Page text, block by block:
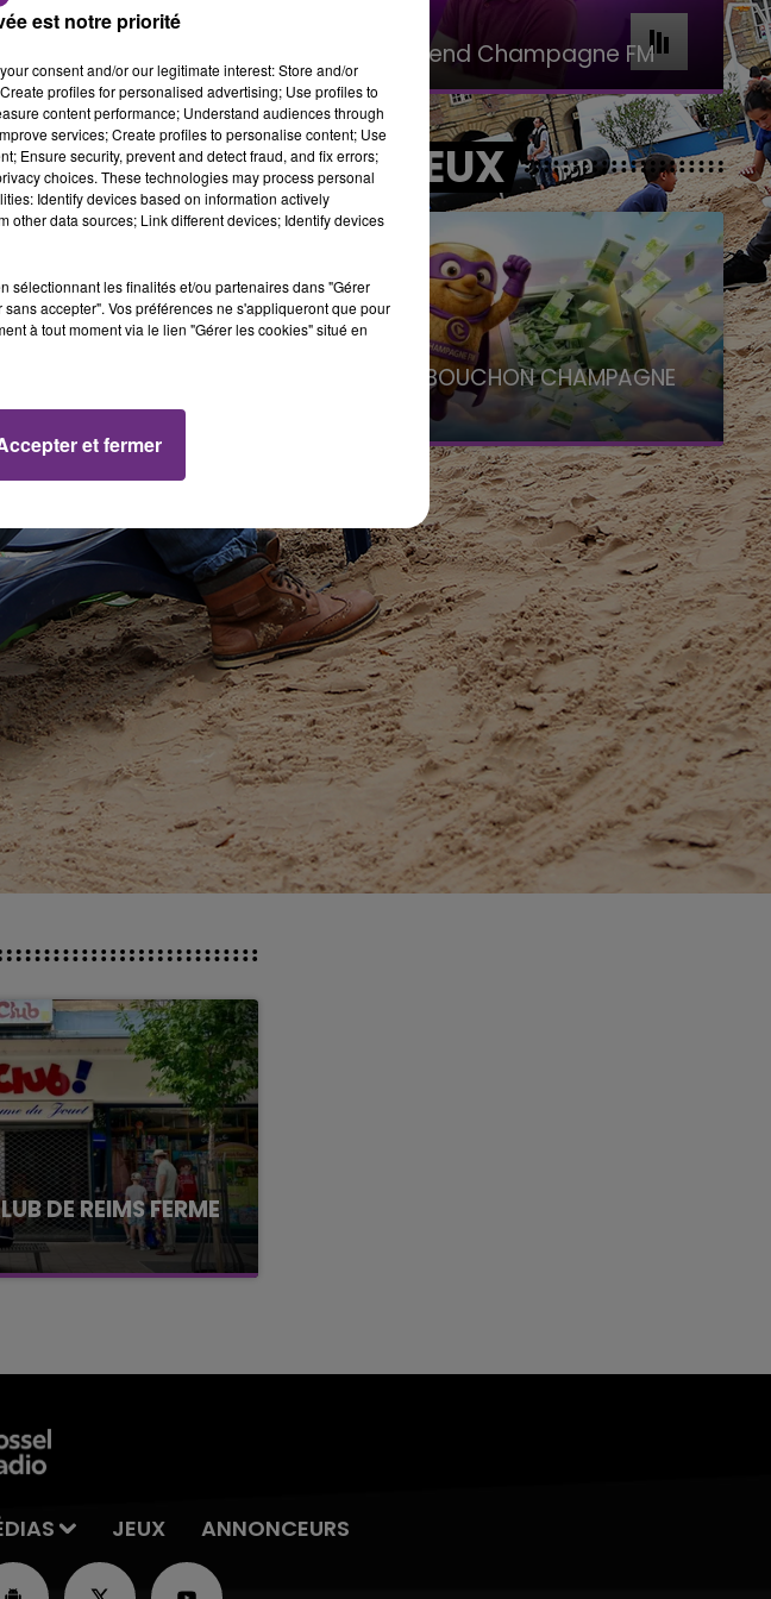
DE REIMS FERME
du centre-ville
16h00 - 20h00
Le Week-end Champagne FM
LES JEUX
LE SUPER BOUCHON CHAMPAGNE
avec La Famille Champagne FM, à 8H10
JEUX ANNONCEURS
est notre priorité
consent and/or our legitimate interest: Store and/or
profiles for personalised advertising; Use profiles to
content performance; Understand audiences through
services; Create profiles to personalise content; Use
Ensure security, prevent and detect fraud, and fix errors;
choices. These technologies may process personal
Identify devices based on information actively
other data sources; Link different devices; Identify devices
sélectionnant les finalités et/ou partenaires dans "Gérer
accepter". Vos préférences ne s'appliqueront que pour
à tout moment via le lien "Gérer les cookies" situé en
et fermer